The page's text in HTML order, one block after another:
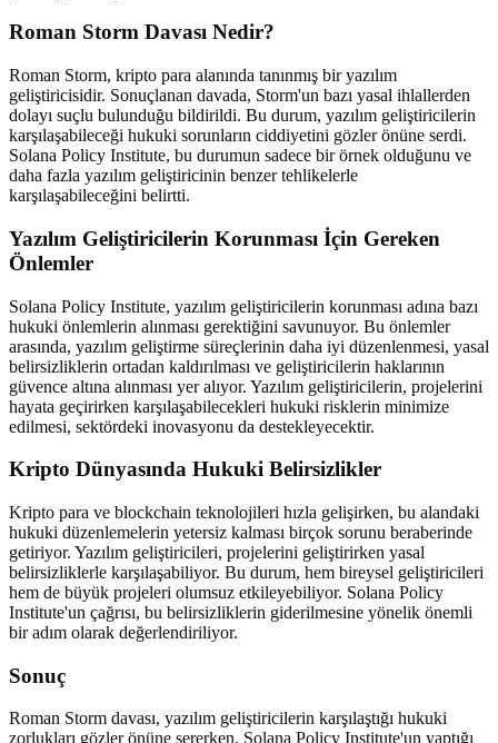
Roman Storm Davası Nedir?
Roman Storm, kripto para alanında tanınmış bir yazılım
geliştiricisidir. Sonuçlanan davada, Storm'un bazı yasal ihlallerden
dolayı suçlu bulunduğu bildirildi. Bu durum, yazılım geliştiricilerin
karşılaşabileceği hukuki sorunların ciddiyetini gözler önüne serdi.
Solana Policy Institute, bu durumun sadece bir örnek olduğunu ve
daha fazla yazılım geliştiricinin benzer tehlikelerle
karşılaşabileceğini belirtti.
Yazılım Geliştiricilerin Korunması İçin Gereken
Önlemler
Solana Policy Institute, yazılım geliştiricilerin korunması adına bazı
hukuki önlemlerin alınması gerektiğini savunuyor. Bu önlemler
arasında, yazılım geliştirme süreçlerinin daha iyi düzenlenmesi, yasal
belirsizliklerin ortadan kaldırılması ve geliştiricilerin haklarının
güvence altına alınması yer alıyor. Yazılım geliştiricilerin, projelerini
hayata geçirirken karşılaşabilecekleri hukuki risklerin minimize
edilmesi, sektördeki inovasyonu da destekleyecektir.
Kripto Dünyasında Hukuki Belirsizlikler
Kripto para ve blockchain teknolojileri hızla gelişirken, bu alandaki
hukuki düzenlemelerin yetersiz kalması birçok sorunu beraberinde
getiriyor. Yazılım geliştiricileri, projelerini geliştirirken yasal
belirsizliklerle karşılaşabiliyor. Bu durum, hem bireysel geliştiricileri
hem de büyük projeleri olumsuz etkileyebiliyor. Solana Policy
Institute'un çağrısı, bu belirsizliklerin giderilmesine yönelik önemli
bir adım olarak değerlendiriliyor.
Sonuç
Roman Storm davası, yazılım geliştiricilerin karşılaştığı hukuki
zorlukları gözler önüne sererken, Solana Policy Institute'un yaptığı